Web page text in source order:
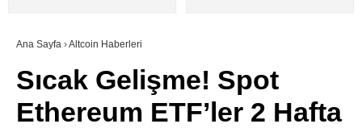
Youtube
TikTok
SÖZLÜK
Ana Sayfa ›Altcoin Haberleri
Sıcak Gelişme! Spot
Ethereum ETF’ler 2 Hafta